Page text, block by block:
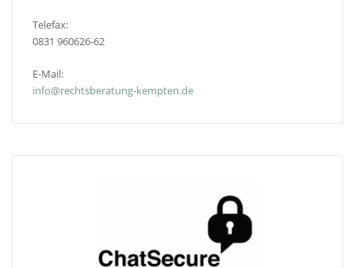
Telefax:
0831 960626-62
E-Mail:
info@rechtsberatung-kempten.de